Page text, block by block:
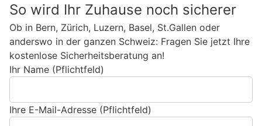
So wird Ihr Zuhause noch sicherer
Ob in Bern, Zürich, Luzern, Basel, St.Gallen oder
anderswo in der ganzen Schweiz: Fragen Sie jetzt Ihre
kostenlose Sicherheitsberatung an!
Ihr Name (Pflichtfeld)
Ihre E-Mail-Adresse (Pflichtfeld)